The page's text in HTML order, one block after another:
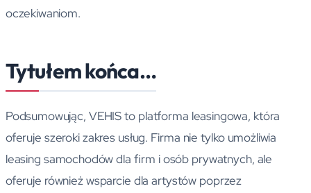
oczekiwaniom.
Tytułem końca…
Podsumowując, VEHIS to platforma leasingowa, która
oferuje szeroki zakres usług. Firma nie tylko umożliwia
leasing samochodów dla firm i osób prywatnych, ale
oferuje również wsparcie dla artystów poprzez